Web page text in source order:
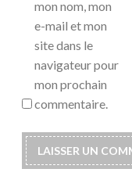
mon nom, mon
e-mail et mon
site dans le
navigateur pour
mon prochain
commentaire.